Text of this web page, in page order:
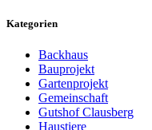
Kategorien
Backhaus
Bauprojekt
Gartenprojekt
Gemeinschaft
Gutshof Clausberg
Haustiere